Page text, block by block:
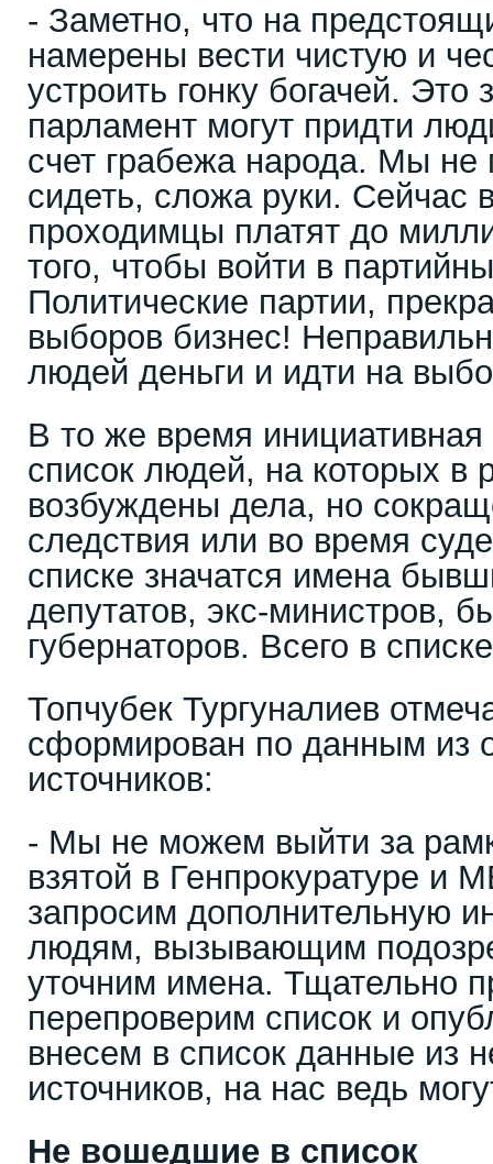
- Заметно, что на
намерены вести чистую и
устроить гонку богачей. Это
парламент могут придти
счет грабежа народа. Мы
сидеть, сложа руки. Сейчас
проходимцы платят до
того, чтобы войти в
Политические партии,
выборов бизнес!
людей деньги и идти на
В то же время инициативная
список людей, на которых в
возбуждены дела, но
следствия или во время
списке значатся имена
депутатов, экс-министров,
губернаторов. Всего в
Топчубек Тургуналиев
сформирован по данным из
источников:
- Мы не можем выйти за
взятой в Генпрокуратуре и
запросим дополнительную
людям, вызывающим
уточним имена. Тщательно
перепроверим список и
внесем в список данные из
источников, на нас ведь
Не вошедшие в список